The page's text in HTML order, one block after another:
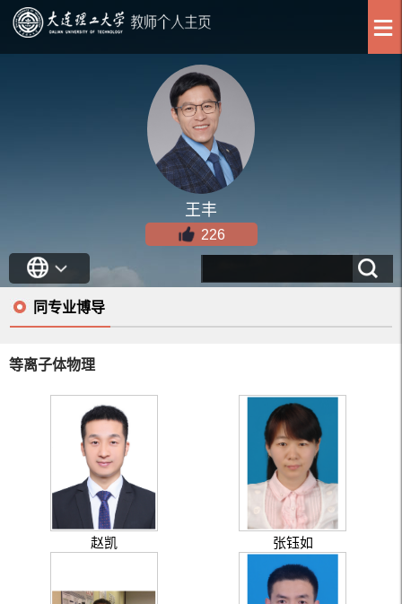
王丰
226
同专业博导
等离子体物理
赵凯 张钰如